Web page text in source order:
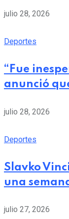
julio 28, 2026
Deportes
“Fue
anunció
julio 28, 2026
Deportes
Slavko
una
julio 27, 2026